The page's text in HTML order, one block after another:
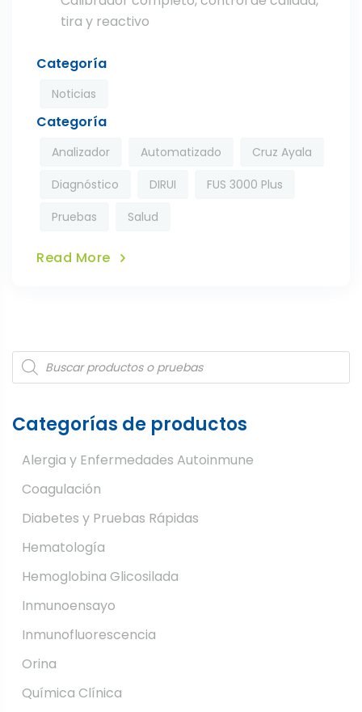
tira y reactivo
Categoría
Noticias
Categoría
Analizador Automatizado
Cruz Ayala
Diagnóstico
DIRUI
FUS 3000 Plus
Pruebas
Salud
Read More
Products
search
Categorías de productos
Alergia y Enfermedades Autoinmune
Coagulación
Diabetes y Pruebas Rápidas
Hematología
Hemoglobina Glicosilada
Inmunoensayo
Inmunofluorescencia
Orina
Química Clínica